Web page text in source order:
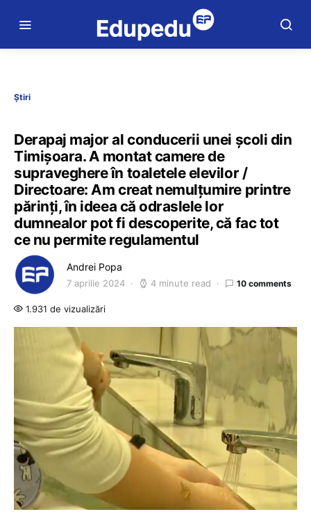
Știri
Derapaj major al conducerii unei școli din
Timișoara. A montat camere de
supraveghere în toaletele elevilor /
Directoare: Am creat nemulțumire printre
părinți, în ideea că odraslele lor
dumnealor pot fi descoperite, că fac tot
ce nu permite regulamentul
Andrei Popa
7 aprilie 2024 4 minute read 10 comments
1.931 de vizualizări